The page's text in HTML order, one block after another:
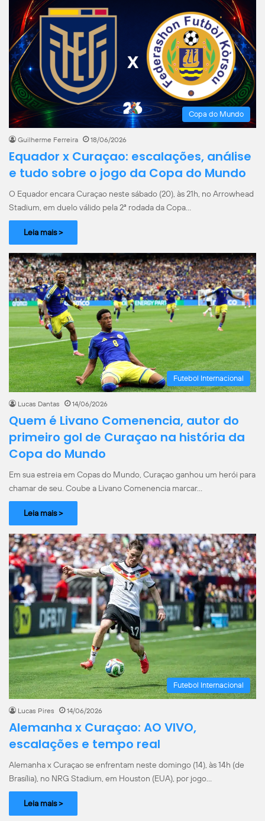
Copa do Mundo
Guilherme Ferreira 18/06/2026
Equador x Curaçao: escalações, análise
e tudo sobre o jogo da Copa do Mundo
O Equador encara Curaçao neste sábado (20), às 21h, no Arrowhead
Stadium, em duelo válido pela 2ª rodada da Copa…
Leia mais >
Futebol Internacional
Lucas Dantas 14/06/2026
Quem é Livano Comenencia, autor do
primeiro gol de Curaçao na história da
Copa do Mundo
Em sua estreia em Copas do Mundo, Curaçao ganhou um herói para
chamar de seu. Coube a Livano Comenencia marcar…
Leia mais >
Futebol Internacional
Lucas Pires 14/06/2026
Alemanha x Curaçao: AO VIVO,
escalações e tempo real
Alemanha x Curaçao se enfrentam neste domingo (14), às 14h (de
Brasília), no NRG Stadium, em Houston (EUA), por jogo…
Leia mais >